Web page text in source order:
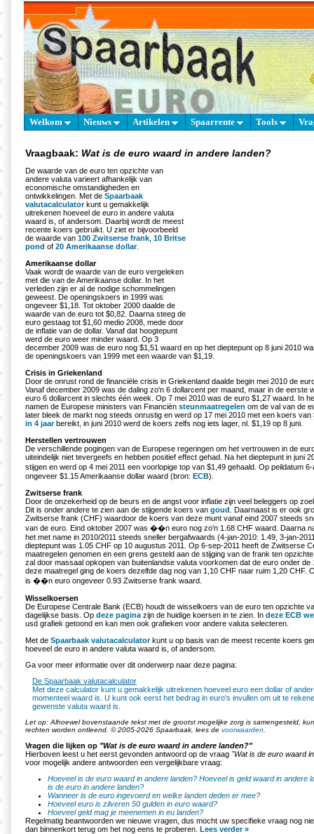
Welkom Nieuws Artikelen Spaarrente Tools
Vraagbaak: Wat is de euro waard in andere landen?
De waarde van de euro ten opzichte van
andere valuta varieert afhankelijk van
economische omstandigheden en
ontwikkelingen. Met de Spaarbaak
valutacalculatorkunt u gemakkelijk
uitrekenen hoeveel de euro in andere valuta
waard is, of andersom. Daarbij wordt de meest
recente koers gebruikt. U ziet er bijvoorbeeld
de waarde van 100 Zwitserse frank 10 Britse
pond of 20 Amerikaanse dollar.
Amerikaanse dollar
Vaak wordt de waarde van de euro vergeleken
met die van de Amerikaanse dollar. In het
verleden zijn er al de nodige schommelingen
geweest. De openingskoers in 1999 was
ongeveer $1,18. Tot oktober 2000 daalde de
waarde van de euro tot $0,82. Daarna steeg de
euro gestaag tot $1,60 medio 2008, mede door
de inflatie van de dollar. Vanaf dat hoogtepunt
werd de euro weer minder waard. Op 3
december 2009 was de euro nog $1,51 waard en op het dieptepunt op 8 juni 2010
de openingskoers van 1999 met een waarde van $1,19.
Crisis in Griekenland
Door de onrust rond de financiële crisis in Griekenland daalde begin mei 2010 de
Vanaf december 2009 was de daling zo'n 6 dollarcent per maand, maar in de eerste
euro 6 dollarcent in slechts één week. Op 7 mei 2010 was de euro $1,27 waard. In
namen de Europese ministers van Financiën steunmaatregelen om de val van de
later bleek de markt nog steeds onrustig en werd op 17 mei 2010 met een koers
in 4 jaarbereikt, in juni 2010 werd de koers zelfs nog iets lager, nl. $1,19 op 8 juni.
Herstellen vertrouwen
De verschillende pogingen van de Europese regeringen om het vertrouwen in de
uiteindelijk niet tevergeefs en hebben positief effect gehad. Na het dieptepunt in juni
stijgen en werd op 4 mei 2011 een voorlopige top van $1,49 gehaald. Op peildatum
ongeveer $1.15 Amerikaanse dollar waard (bron: ECB).
Zwitserse frank
Door de onzekerheid op de beurs en de angst voor inflatie zijn veel beleggers op
Dit is onder andere te zien aan de stijgende koers van goud . Daarnaast is er ook
Zwitserse frank (CHF) waardoor de koers van deze munt vanaf eind 2007 steeds
van de euro. Eind oktober 2007 was ��n euro nog zo'n 1.68 CHF waard. Daarna
het met name in 2010/2011 steeds sneller bergafwaards (4-jan-2010: 1.49, 3-jan-
dieptepunt was 1.05 CHF op 10 augustus 2011. Op 6-sep-2011 heeft de Zwitserse
maatregelen genomen en een grens gesteld aan de stijging van de frank ten
zal door massaal opkopen van buitenlandse valuta voorkomen dat de euro onder
deze maatregel ging de koers dezelfde dag nog van 1,10 CHF naar ruim 1,20 CHF.
is ��n euro ongeveer 0.93 Zwitserse frank waard.
Wisselkoersen
De Europese Centrale Bank (ECB) houdt de wisselkoers van de euro ten opzichte
dagelijkse basis. Op deze pagina zijn de huidige koersen in te zien. In deze ECB
usd grafiek getoond en kan men ook grafieken voor andere valuta selecteren.
Met de Spaarbaak valutacalculatorkunt u op basis van de meest recente koers
hoeveel de euro in andere valuta waard is, of andersom.
Ga voor meer informatie over dit onderwerp naar deze pagina:
De Spaarbaak valutacalculator
Met deze calculator kunt u gemakkelijk uitrekenen hoeveel euro een dollar of
momenteel waard is. U kunt ook eerst het bedrag in euro's invullen om uit te
gewenste valuta waard is.
Let op: Alhoewel bovenstaande tekst met de grootst mogelijke zorg is samengesteld,
rechten worden ontleend. © 2005-2026 Spaarbaak, lees de voorwaarden
Vragen die lijken op "Wat is de euro waard in andere landen?"
Hierboven leest u het eerst gevonden antwoord op de vraag "Wat is de euro waard
voor mogelijk andere antwoorden een vergelijkbare vraag:
Hoeveel is de euro waard in andere landen? Hoeveel is geld waard in andere
is de euro in andere landen?
Wanneer is de euro ingevoerd en welke landen deden er mee?
Hoeveel euro is zilveren 50 gulden in euro waard?
Hoeveel geld mag je meenemen in eu landen?
Regelmatig beantwoorden we nieuwe vragen, dus mocht uw specifieke vraag nog
dan binnenkort terug om het nog eens te proberen. Lees verder »